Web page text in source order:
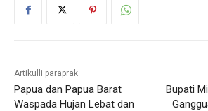
Artikulli paraprak
Papua dan Papua Barat
Waspada Hujan Lebat dan
Bupati